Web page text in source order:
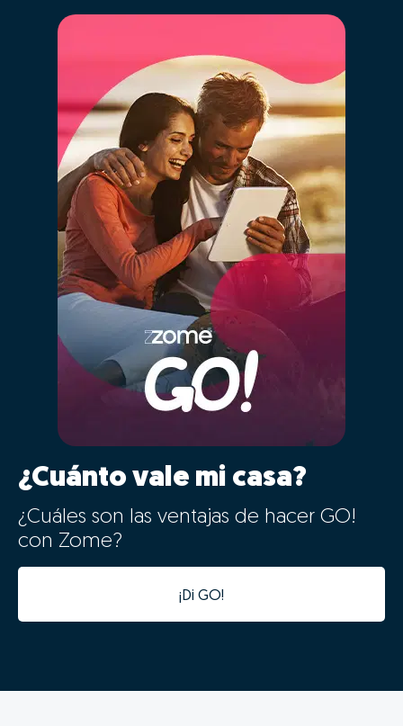
¿Cuánto vale mi casa?
¿Cuáles son las ventajas de hacer GO!
con Zome?
¡Di GO!